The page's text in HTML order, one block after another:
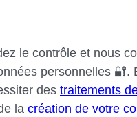
le contrôle et nous
personnelles 🔐.
des traitements
la création de votre